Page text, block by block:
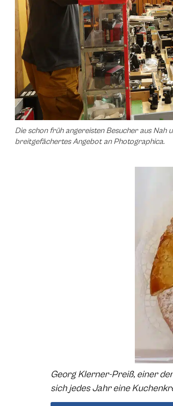
Die schon früh angereisten Besucher aus Nah
breitgefächertes Angebot an Photographica.
Georg Klerner-Preiß, einer
sich jedes Jahr eine